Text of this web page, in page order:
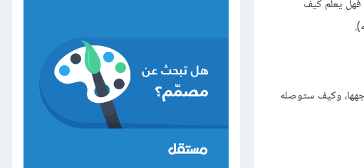
فهل يعلم كيف
وكيف ستوصله